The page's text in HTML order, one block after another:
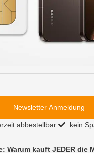
Newsletter Anmeldung
abbestellbar kein
Warum kauft JEDER die